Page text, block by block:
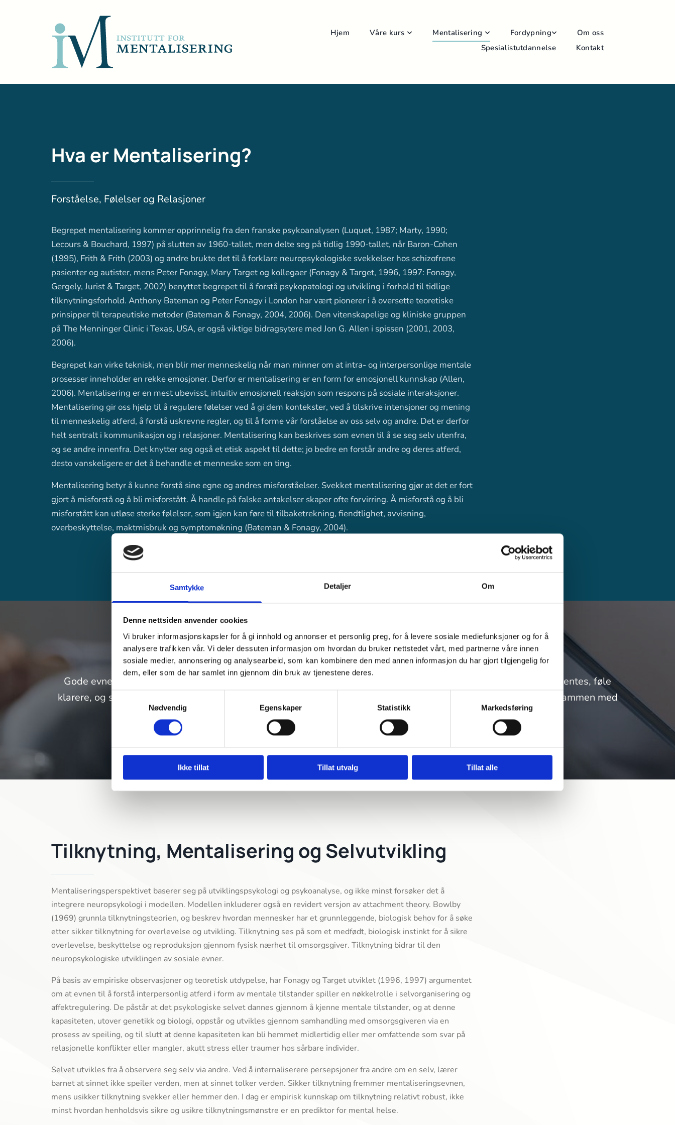
Samtykke Detaljer Om
Denne nettsiden anvender cookies
Vi bruker informasjonskapsler for å gi innhold og annonser et personlig preg, for å levere sosiale mediefunksjoner og for å
analysere trafikken vår. Vi deler dessuten informasjon om hvordan du bruker nettstedet vårt, med partnerne våre innen
sosiale medier, annonsering og analysearbeid, som kan kombinere den med annen informasjon du har gjort tilgjengelig for
dem, eller som de har samlet inn gjennom din bruk av tjenestene deres.
Samtykkevalg
Nødvendig
Egenskaper Statistikk Markedsføring
Ikke tillat Tillat utvalg Tillat alle
Hjem Våre kurs Mentalisering Fordypning
Om oss
Spesialistutdannelse
Kontakt
Hva er Mentalisering?
Forståelse, Følelser og Relasjoner
Begrepet mentalisering kommer opprinnelig fra den franske psykoanalysen (Luquet, 1987; Marty, 1990;
Lecours & Bouchard, 1997) på slutten av 1960-tallet, men delte seg på tidlig 1990-tallet, når Baron-Cohen
(1995), Frith & Frith (2003) og andre brukte det til å forklare neuropsykologiske svekkelser hos schizofrene
pasienter og autister, mens Peter Fonagy, Mary Target og kollegaer (Fonagy & Target, 1996, 1997: Fonagy,
Gergely, Jurist & Target, 2002) benyttet begrepet til å forstå psykopatologi og utvikling i forhold til tidlige
tilknytningsforhold. Anthony Bateman og Peter Fonagy i London har vært pionerer i å oversette teoretiske
prinsipper til terapeutiske metoder (Bateman & Fonagy, 2004, 2006). Den vitenskapelige og kliniske gruppen
på The Menninger Clinic i Texas, USA, er også viktige bidragsytere med Jon G. Allen i spissen (2001, 2003,
2006).
Begrepet kan virke teknisk, men blir mer menneskelig når man minner om at intra- og interpersonlige mentale
prosesser inneholder en rekke emosjoner. Derfor er mentalisering er en form for emosjonell kunnskap (Allen,
2006). Mentalisering er en mest ubevisst, intuitiv emosjonell reaksjon som respons på sosiale interaksjoner.
Mentalisering gir oss hjelp til å regulere følelser ved å gi dem kontekster, ved å tilskrive intensjoner og mening
til menneskelig atferd, å forstå uskrevne regler, og til å forme vår forståelse av oss selv og andre. Det er derfor
helt sentralt i kommunikasjon og i relasjoner. Mentalisering kan beskrives som evnen til å se seg selv utenfra,
og se andre innenfra. Det knytter seg også et etisk aspekt til dette; jo bedre en forstår andre og deres atferd,
desto vanskeligere er det å behandle et menneske som en ting.
Mentalisering betyr å kunne forstå sine egne og andres misforståelser. Svekket mentalisering gjør at det er fort
gjort å misforstå og å bli misforstått. Å handle på falske antakelser skaper ofte forvirring. Å misforstå og å bli
misforstått kan utløse sterke følelser, som igjen kan føre til tilbaketrekning, fiendtlighet, avvisning,
overbeskyttelse, maktmisbruk og symptomøkning (Bateman & Fonagy, 2004).
Gode evner til å mentalisere kan beskrives som sinnets immunapparat. Det kan bety å sette skråsikkerhet i parentes, føle
klarere, og således hjelpe oss til å få tingene mer på plass. God forståelse av vårt eget og andres sinn henger sammen med
evnen til å regulere og tåle egne følelser, samt opplevelsen av egen identitet.
Tilknytning, Mentalisering og Selvutvikling
Mentaliseringsperspektivet baserer seg på utviklingspsykologi og psykoanalyse, og ikke minst forsøker det å
integrere neuropsykologi i modellen. Modellen inkluderer også en revidert versjon av attachment theory. Bowlby
(1969) grunnla tilknytningsteorien, og beskrev hvordan mennesker har et grunnleggende, biologisk behov for å søke
etter sikker tilknytning for overlevelse og utvikling. Tilknytning ses på som et medfødt, biologisk instinkt for å sikre
overlevelse, beskyttelse og reproduksjon gjennom fysisk nærhet til omsorgsgiver. Tilknytning bidrar til den
neuropsykologiske utviklingen av sosiale evner.
På basis av empiriske observasjoner og teoretisk utdypelse, har Fonagy og Target utviklet (1996, 1997) argumentet
om at evnen til å forstå interpersonlig atferd i form av mentale tilstander spiller en nøkkelrolle i selvorganisering og
affektregulering. De påstår at det psykologiske selvet dannes gjennom å kjenne mentale tilstander, og at denne
kapasiteten, utover genetikk og biologi, oppstår og utvikles gjennom samhandling med omsorgsgiveren via en
prosess av speiling, og til slutt at denne kapasiteten kan bli hemmet midlertidig eller mer omfattende som svar på
relasjonelle konflikter eller mangler, akutt stress eller traumer hos sårbare individer.
Selvet utvikles fra å observere seg selv via andre. Ved å internaliserere persepsjoner fra andre om en selv, lærer
barnet at sinnet ikke speiler verden, men at sinnet tolker verden. Sikker tilknytning fremmer mentaliseringsevnen,
mens usikker tilknytning svekker eller hemmer den. I dag er empirisk kunnskap om tilknytning relativt robust, ikke
minst hvordan henholdsvis sikre og usikre tilknytningsmønstre er en prediktor for mental helse.